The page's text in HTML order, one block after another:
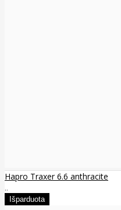
Hapro Traxer 6.6 anthracite
..